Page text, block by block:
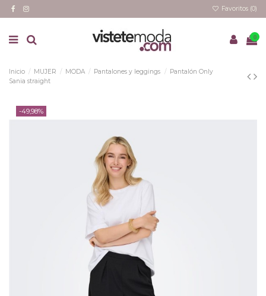
Favoritos (0)
0
Inicio MUJER MODA Pantalones y leggings
Pantalón Only
Sania straight
-49,98%